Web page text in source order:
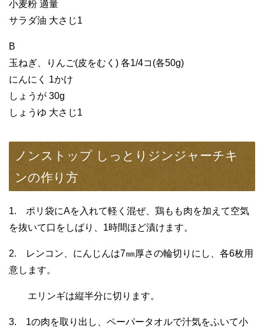
小麦粉 適量
サラダ油 大さじ1
B
玉ねぎ、りんご(皮をむく) 各1/4コ(各50g)
にんにく 1かけ
しょうが 30g
しょうゆ 大さじ1
ノンストップ しっとりジンジャーチキ
ンの作り方
1. ポリ袋にAを入れて軽く混ぜ、鶏もも肉を加えて空気
を抜いて口をしばり、1時間ほど漬けます。
2. レンコン、にんじんは7㎜厚さの輪切りにし、各6枚用
意します。
エリンギは縦半分に切ります。
3. 1の肉を取り出し、ペーパータオルで汁気をふいて小